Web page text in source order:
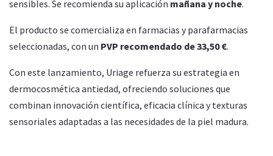
sensibles. Se recomienda su aplicación mañana y noche.
El producto se comercializa en farmacias y parafarmacias
seleccionadas, con un PVP recomendado de 33,50 €.
Con este lanzamiento, Uriage refuerza su estrategia en
dermocosmética antiedad, ofreciendo soluciones que
combinan innovación científica, eficacia clínica y texturas
sensoriales adaptadas a las necesidades de la piel madura.